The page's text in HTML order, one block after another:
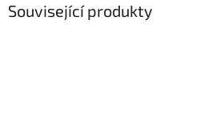
Související produkty